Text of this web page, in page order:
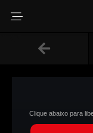
Clique abaixo para